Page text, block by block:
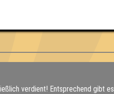
verdient! Entsprechend gibt es